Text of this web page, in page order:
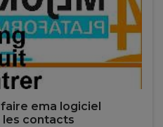
ema logiciel
contacts